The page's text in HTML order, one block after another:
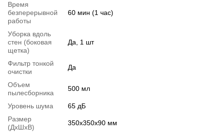
Время
безперерывной
работы
60 мин (1 час)
Уборка вдоль
стен (боковая
щетка)
Да, 1 шт
Фильтр тонкой
очистки
Да
Объем
пылесборника
500 мл
Уровень шума
65 дБ
Размер
(ДхШхВ)
350х350х90 мм